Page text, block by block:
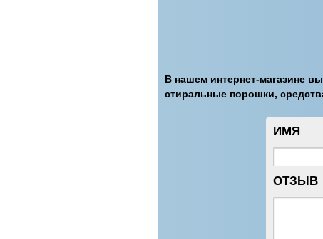
В нашем интернет-магазине
стиральные порошки,
ИМЯ
ОТЗЫВ